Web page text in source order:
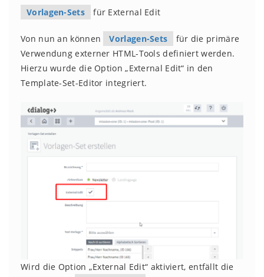
Vorlagen-Sets für External Edit
Von nun an können Vorlagen-Sets
für die primäre
Verwendung externer HTML-Tools definiert werden.
Hierzu wurde die Option „External Edit“ in den
Template-Set-Editor integriert.
Wird die Option „External Edit“ aktiviert, entfällt die